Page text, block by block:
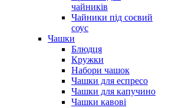
чайників
Чайники під соєвий
соус
Чашки
Блюдця
Кружки
Набори чашок
Чашки для еспресо
Чашки для капучино
Чашки кавові